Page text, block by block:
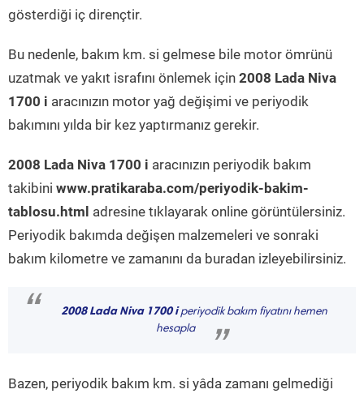
gösterdiği iç dirençtir.
Bu nedenle, bakım km. si gelmese bile motor ömrünü
uzatmak ve yakıt israfını önlemek için 2008 Lada Niva
1700 i aracınızın motor yağ değişimi ve periyodik
bakımını yılda bir kez yaptırmanız gerekir.
2008 Lada Niva 1700 i aracınızın periyodik bakım
takibini www.pratikaraba.com/periyodik-bakim-
tablosu.html adresine tıklayarak online görüntülersiniz.
Periyodik bakımda değişen malzemeleri ve sonraki
bakım kilometre ve zamanını da buradan izleyebilirsiniz.
“ 2008 Lada Niva 1700 iperiyodik bakım fiyatını hemen
hesapla
”
Bazen, periyodik bakım km. si yâda zamanı gelmediği